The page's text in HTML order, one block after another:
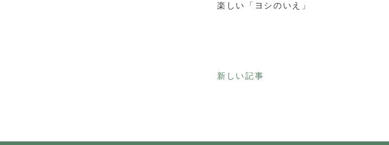
楽しい「ヨシのいえ」
新しい記事